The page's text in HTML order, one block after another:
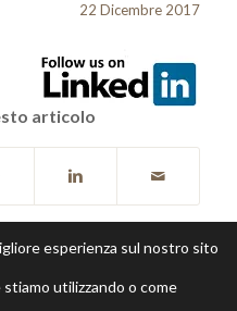
22 Dicembre 2017
articolo
esperienza sul nostro sito
utilizzando o come